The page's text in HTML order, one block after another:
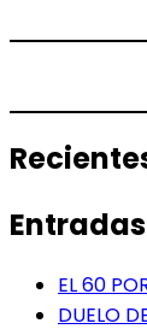
EL 60
DUELO